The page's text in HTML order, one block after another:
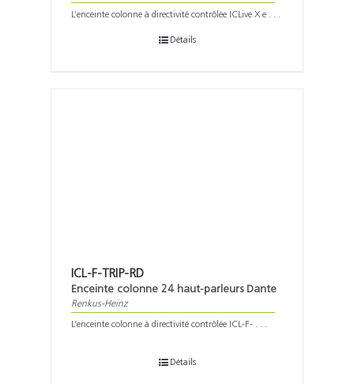
L’enceinte colonne à directivité contrôlée ICLive X e . . .
Détails
ICL-F-TRIP-RD
Enceinte colonne 24 haut-parleurs Dante
Renkus-Heinz
L’enceinte colonne à directivité contrôlée ICL-F- . . .
Détails